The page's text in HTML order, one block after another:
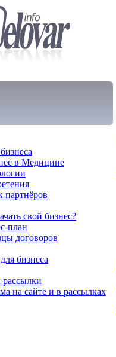
в Медицине
партнёров
свой бизнес?
план
договоров
бизнеса
на сайте и в рассылках